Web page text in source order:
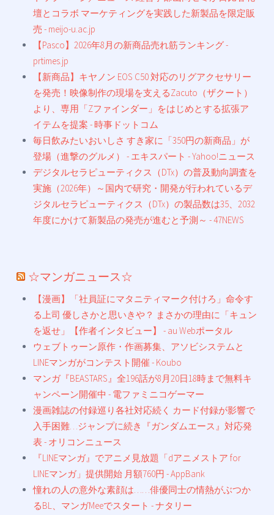
壇とコラボ マーケティングを実践した新製品を限定販
売 - meijo-u.ac.jp
【Pasco】2026年8月の新商品売れ筋ランキング -
prtimes.jp
【新商品】キヤノン EOS C50 対応のリグアクセサリー
を発売！映像制作の現場を支えるZacuto（ザクート）
より、専用「Zファインダー」をはじめとする拡張ア
イテムを提案 - 時事ドットコム
毎日飲みたいおいしさ すき家に「350円の新商品」が
登場（進撃のグルメ） - エキスパート - Yahoo!ニュース
デジタルセラピューティクス（DTx）の普及動向調査を
実施（2026年）～国内で研究・開発が行われているデ
ジタルセラピューティクス（DTx）の製品数は35、2032
年度にかけて新製品の発売が進むと予測～ - 47NEWS
☆マンガニュース☆
【漫画】「社員証にマタニティマーク付けろ」命令す
る上司 優しさかと思いきや？ まさかの理由に「キュン
を返せ」【作者インタビュー】 - au Webポータル
ウェブトゥーン原作・作画募集、アソビシステムと
LINEマンガがコンテスト開催 - Koubo
マンガ『BEASTARS』全196話が8月20日18時まで無料キ
ャンペーン開催中 - 電ファミニコゲーマー
漫画雑誌の付録巡り各社対応続く カード付録が影響で
入手困難…ジャンプに続き『ガンダムエース』対応発
表 - オリコンニュース
『LINEマンガ』でアニメ見放題「dアニメストア for
LINEマンガ」提供開始 月額760円 - AppBank
憧れの人の意外な素顔は……俳優同士の情熱がぶつか
るBL、マンガMeeでスタート - ナタリー